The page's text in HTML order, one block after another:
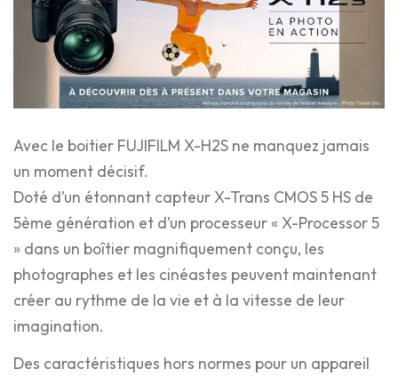
*LISTE DES OCCASIONS* TIRAGES EN LIGNE
Avec le boitier FUJIFILM X-H2S ne manquez jamais
un moment décisif.
Doté d’un étonnant capteur X-Trans CMOS 5 HS de
5ème génération et d’un processeur « X-Processor 5
» dans un boîtier magnifiquement conçu, les
photographes et les cinéastes peuvent maintenant
créer au rythme de la vie et à la vitesse de leur
imagination.
Des caractéristiques hors normes pour un appareil